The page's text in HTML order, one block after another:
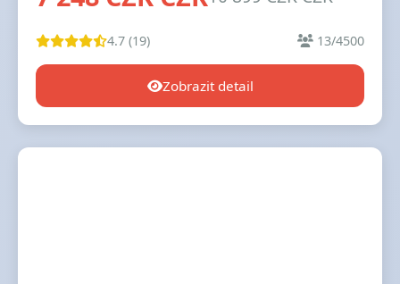
4.7 (19) 13/4500
Zobrazit detail